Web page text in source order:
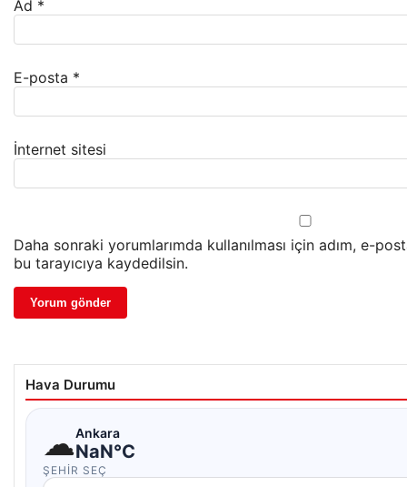
Ad *
E-posta *
İnternet sitesi
Daha sonraki yorumlarımda kullanılması için adım, e-
bu tarayıcıya kaydedilsin.
Hava Durumu
☁Ankara
NaN°C
ŞEHIR SEÇ